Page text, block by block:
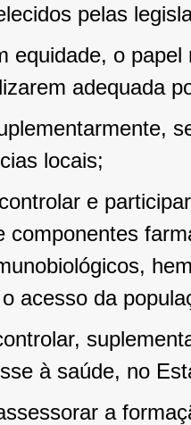
pelas
equidade, o
adequada
locais;
e
componentes
acesso da
à saúde, no
a